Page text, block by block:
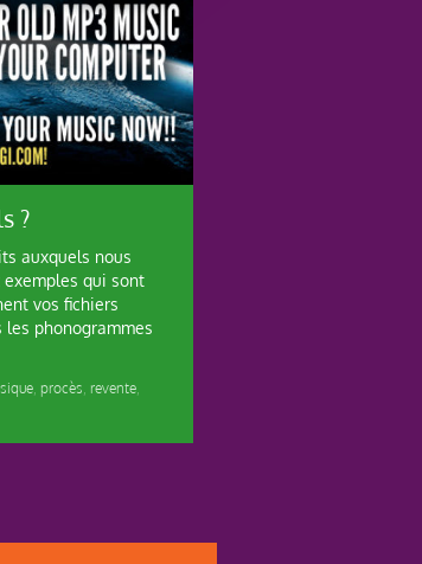
?
auxquels nous
exemples qui sont
vos fichiers
les phonogrammes
, procès revente,